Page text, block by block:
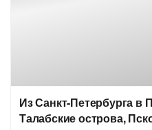
Из Санкт-Петербурга в
Талабские острова,